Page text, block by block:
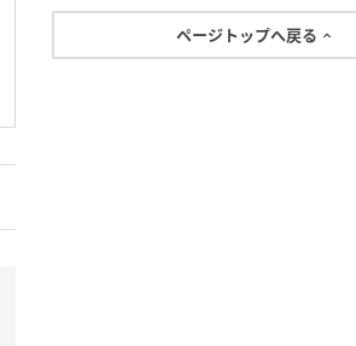
ページトップへ戻る